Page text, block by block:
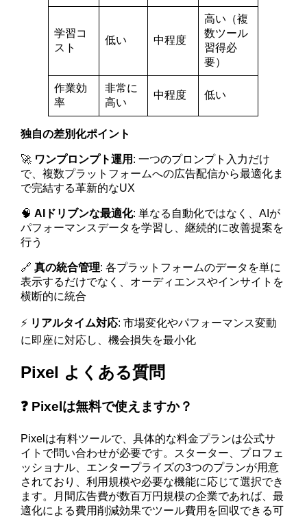
学習コ
スト
低い 中程度
高い（複
数ツール
習得必
要）
作業効
率
非常に
高い
中程度 低い
独自の差別化ポイント
🚀 ワンプロンプト運用 : 一つのプロンプト入力だけ
で、複数プラットフォームへの広告配信から最適化ま
で完結する革新的なUX
🧠AIドリブンな最適化: 単なる自動化ではなく、AIが
パフォーマンスデータを学習し、継続的に改善提案を
行う
🔗真の統合管理: 各プラットフォームのデータを単に
表示するだけでなく、オーディエンスやインサイトを
横断的に統合
⚡ リアルタイム対応: 市場変化やパフォーマンス変動
に即座に対応し、機会損失を最小化
Pixel よくある質問
❓ Pixelは無料で使えますか？
Pixelは有料ツールで、具体的な料金プランは公式サ
イトで問い合わせが必要です。スターター、プロフェ
ッショナル、エンタープライズの3つのプランが用意
されており、利用規模や必要な機能に応じて選択でき
ます。月間広告費が数百万円規模の企業であれば、最
適化による費用削減効果でツール費用を回収できる可